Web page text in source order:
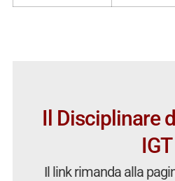
Il Disciplinare
IGT
Il link rimanda alla